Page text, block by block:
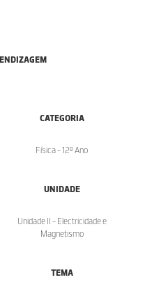
CATEGORIA
Física - 12º Ano
UNIDADE
Unidade II - Electricidade e
Magnetismo
TEMA